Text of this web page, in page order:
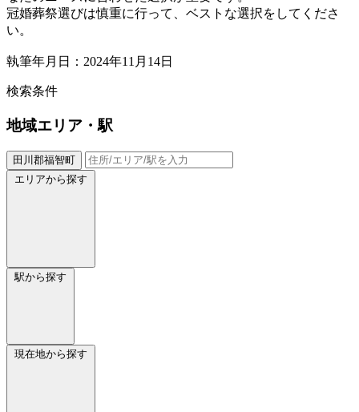
冠婚葬祭選びは慎重に行って、ベストな選択をしてくださ
い。
執筆年月日：2024年11月14日
検索条件
地域エリア・駅
田川郡福智町
エリアから探す
駅から探す
現在地から探す